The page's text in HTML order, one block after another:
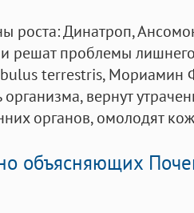
роста: Динатроп,
решат проблемы
terrestris, Мориамин
вернут
органов, омолодят
объясняющих